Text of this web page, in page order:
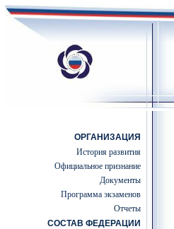
ОРГАНИЗАЦИЯ
История развития
Официальное признание
Документы
Программа экзаменов
Отчеты
СОСТАВ ФЕДЕРАЦИИ